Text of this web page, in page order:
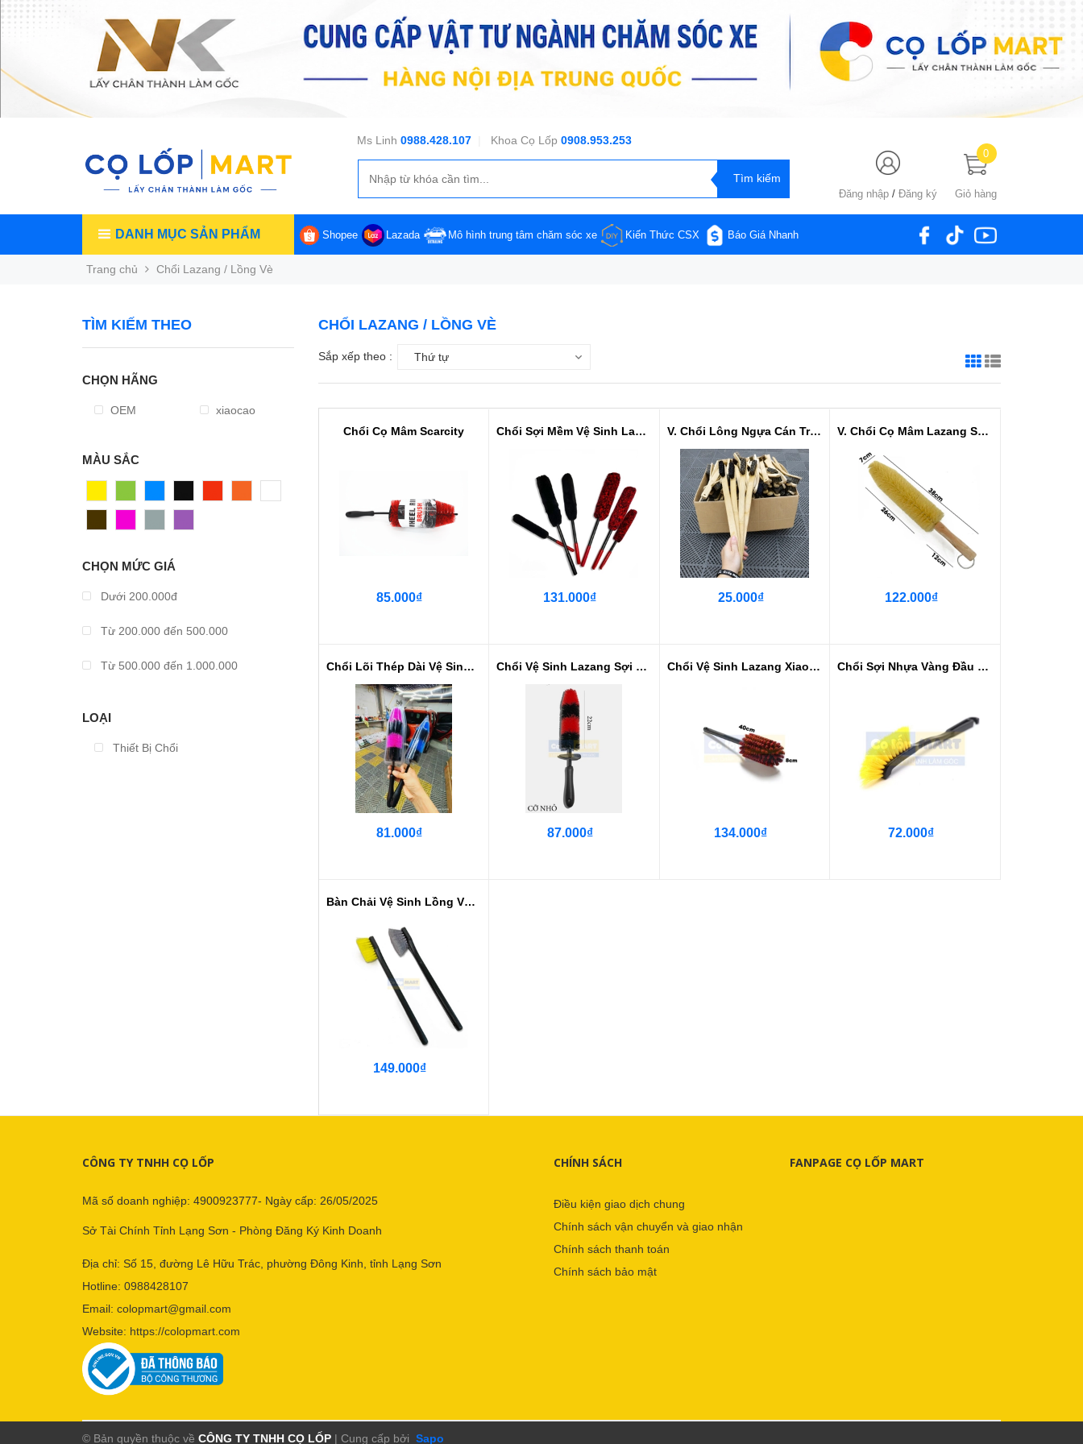
Ms Linh 0988.428.107| Khoa Cọ Lốp 0908.953.253
Đăng nhập / Đăng ký Giỏ hàng
0
DANH MỤC SẢN PHẨM Shopee Lazada Mô hình trung tâm chăm sóc xe Kiến Thức CSX Báo Giá Nhanh
Trang chủ Chổi Lazang / Lồng Vè
TÌM KIẾM THEO
CHỌN HÃNG
OEM xiaocao
MÀU SẮC
CHỌN MỨC GIÁ
Dưới 200.000đ
Từ 200.000 đến 500.000
Từ 500.000 đến 1.000.000
LOẠI
Thiết Bị Chổi
CHỔI LAZANG / LỒNG VÈ
Sắp xếp theo : Thứ tự
Chổi Cọ Mâm Scarcity
85.000₫
Chổi Sợi Mềm Vệ Sinh Lazang 3 Cỡ
131.000₫
V. Chổi Lông Ngựa Cán Tre Đực Vệ...
25.000₫
V. Chổi Cọ Mâm Lazang Sợi Dứa
122.000₫
Chổi Lõi Thép Dài Vệ Sinh Lazang...
81.000₫
Chổi Vệ Sinh Lazang Sợi Nilon Ch...
87.000₫
Chổi Vệ Sinh Lazang Xiaocao
134.000₫
Chổi Sợi Nhựa Vàng Đầu 90 Độ Nhậ...
72.000₫
Bàn Chải Vệ Sinh Lồng Vè 50cm Sợ...
149.000₫
CÔNG TY TNHH CỌ LỐP
Mã số doanh nghiệp: 4900923777- Ngày cấp: 26/05/2025
Sở Tài Chính Tỉnh Lạng Sơn - Phòng Đăng Ký Kinh Doanh
Địa chỉ: Số 15, đường Lê Hữu Trác, phường Đông Kinh, tỉnh Lạng Sơn
Hotline: 0988428107
Email: colopmart@gmail.com
Website: https://colopmart.com
CHÍNH SÁCH
Điều kiện giao dịch chung
Chính sách vận chuyển và giao nhận
Chính sách thanh toán
Chính sách bảo mật
FANPAGE CỌ LỐP MART
© Bản quyền thuộc về CÔNG TY TNHH CỌ LỐP | Cung cấp bởi Sapo